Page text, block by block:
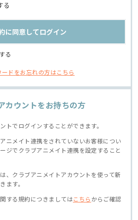
る
る
ードをお忘れの方はこちら
カウントをお持ちの方
トでログインすることができます。
ニメイト連携をされていないお客様につい
ジでクラブアニメイト連携を設定すること
、クラブアニメイトアカウントを使って新
ます。
する規約につきましてはこちら からご確認